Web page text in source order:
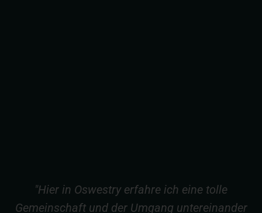
"Hier in Oswestry erfahre ich eine tolle
Gemeinschaft und der Umgang untereinander